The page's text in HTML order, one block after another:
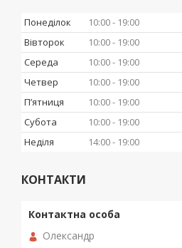
Понеділок 10:00
19:00
Вівторок
10:00
19:00
Середа
10:00
19:00
Четвер
10:00
19:00
Пʼятниця
10:00
19:00
Субота
10:00
19:00
Неділя
14:00 19:00
КОНТАКТИ
Олександр